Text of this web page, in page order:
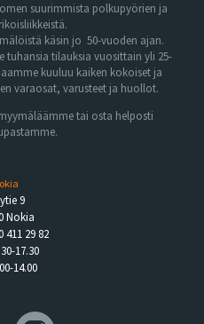
suurimmista polkupyörien ja
käsin jo 50-vuoden ajan.
tilauksia vuosittain yli 25-
kuuluu kaiken kokoiset ja
varaosat, varusteet ja huollot.
tai osta helposti
9
Nokia
411 29 82
17.30
14.00